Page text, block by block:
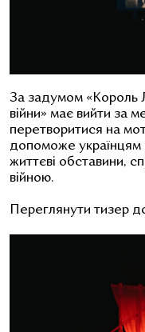
За задумом «Король
війни» має вийти за
перетворитися на
допоможе українцям
життєві обставини,
війною.
Переглянути тизер